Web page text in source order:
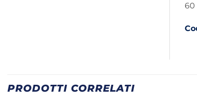
60
PRODOTTI CORRELATI